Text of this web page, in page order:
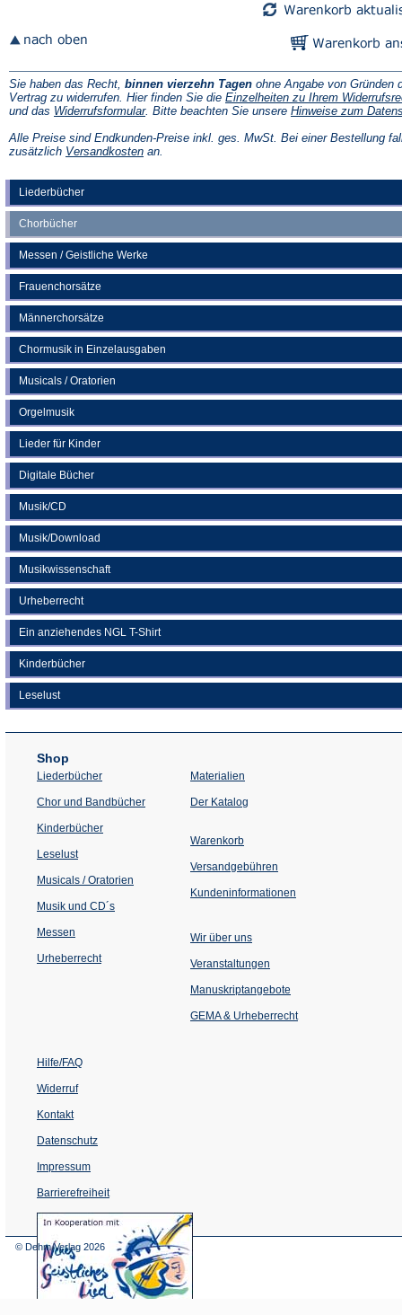
Liederbücher
Chorbücher
Messen / Geistliche Werke
Frauenchorsätze
Männerchorsätze
Chormusik in Einzelausgaben
Musicals / Oratorien
Orgelmusik
Lieder für Kinder
Digitale Bücher
Musik/CD
Musik/Download
Musikwissenschaft
Urheberrecht
Ein anziehendes NGL T-Shirt
Kinderbücher
Leselust
Sie haben das Recht, binnen vierzehn Tagen ohne Angabe von Gründen
Vertrag zu widerrufen. Hier finden Sie die Einzelheiten zu Ihrem
und das Widerrufsformular(Öffnet
einem
neuen
. Bitte beachten Sie unsere Hinweise zum
Alle Preise sind Endkunden-Preise inkl. ges. MwSt. Bei einer Bestellung
zusätzlich Versandkosten(Öffnet
an.
Shop
Liederbücher
Chor und Bandbücher
Kinderbücher
Leselust
Musicals / Oratorien
Musik und CD´s
Messen
Urheberrecht
Materialien
Der Katalog
Warenkorb
Versandgebühren
Kundeninformationen
Wir über uns
Veranstaltungen
einem
Tab)
Manuskriptangebote
GEMA & Urheberrecht
Hilfe/FAQ
Widerruf
Kontakt
Datenschutz
Impressum
Barrierefreiheit
(Öffnet
in
© Dehm Verlag 2026